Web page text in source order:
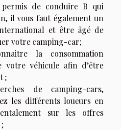
de conduire B qui
il vous faut également un
et être âgé de
votre camping-car;
la consommation
véhicule afin d’être
;
de camping-cars,
les différents loueurs en
sur les offres